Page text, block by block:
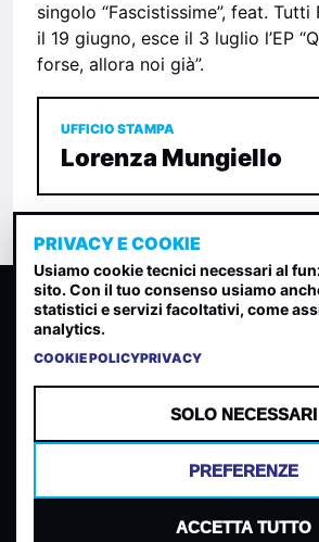
singolo “Fascistissime”, feat. Tutti
il 19 giugno, esce il 3 luglio l’EP
forse, allora noi già”.
UFFICIO STAMPA
Lorenza Mungiello
CLASSIFICA INDIE
Classifica per indice di gradimento
TERMINI E CONDIZIONI
COOKIES
PRIVACY E COOKIE
Usiamo cookie tecnici necessari al
sito. Con il tuo consenso usiamo
statistici e servizi facoltativi, come
analytics.
COOKIE POLICYPRIVACY
SOLO NECESSARI
PREFERENZE
ACCETTA TUTTO